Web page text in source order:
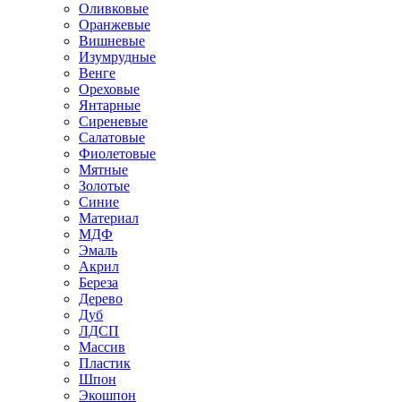
Оливковые
Оранжевые
Вишневые
Изумрудные
Венге
Ореховые
Янтарные
Сиреневые
Салатовые
Фиолетовые
Мятные
Золотые
Синие
Материал
МДФ
Эмаль
Акрил
Береза
Дерево
Дуб
ЛДСП
Массив
Пластик
Шпон
Экошпон